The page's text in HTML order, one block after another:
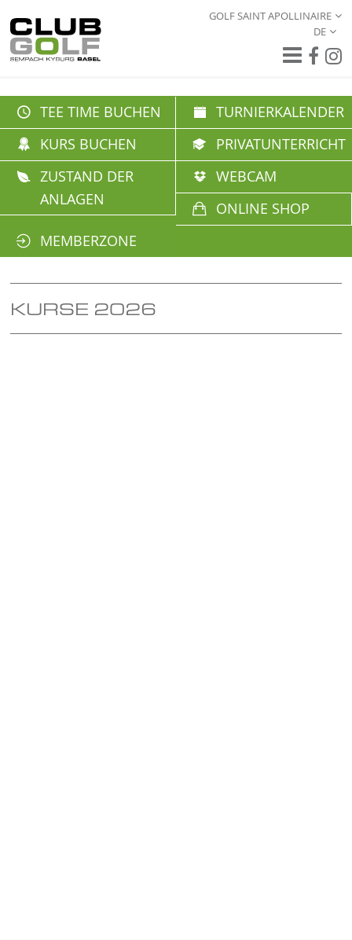
GOLF SAINT APOLLINAIRE
DE
TEE TIME BUCHEN
TURNIERKALENDER
KURS BUCHEN
PRIVATUNTERRICHT
ZUSTAND DER
ANLAGEN
WEBCAM
ONLINE SHOP
MEMBERZONE
KURSE 2026